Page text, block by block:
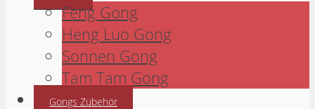
Feng Gong
Heng Luo Gong
Sonnen Gong
Tam Tam Gong
Gongs Zubehör